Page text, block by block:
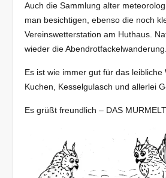
Auch die Sammlung alter
man besichtigen, ebenso die noch
Vereinswetterstation am Huthaus.
wieder die Abendrotfackelwanderung.
Es ist wie immer gut für das leibliche
Kuchen, Kesselgulasch und allerlei
Es grüßt freundlich – DAS